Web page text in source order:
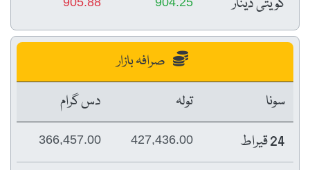
صرافہ بازار
سونا
تولہ
دس گرام
24 قیراط
427,436.00
366,457.00